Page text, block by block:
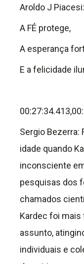
Aroldo J
A FÉ protege,
A esperança
E a felicidade
Sergio Bezerra:
idade quando
inconsciente
pesquisas dos
chamados
Kardec foi mais
assunto,
individuais e